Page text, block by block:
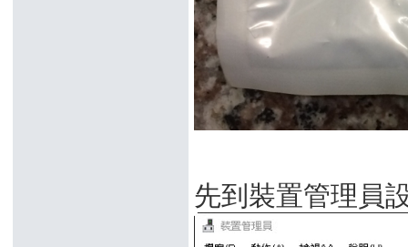
先到裝置管理員